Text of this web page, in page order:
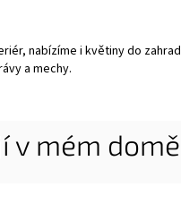
nabízíme i květiny do
a mechy.
v mém